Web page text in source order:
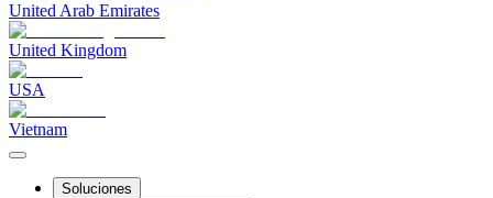
United Arab Emirates
United Kingdom
USA
Vietnam
Soluciones